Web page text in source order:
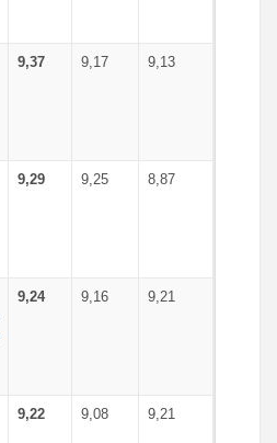
9,37 9,17 9,13
9,29 9,25 8,87
9,24 9,16 9,21
9,22 9,08 9,21